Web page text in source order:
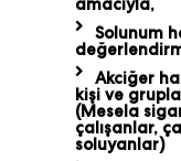
amacıyla,
Solunum
Akciğer
kişi ve
(Mesela
çalışanlar,
soluyanlar)